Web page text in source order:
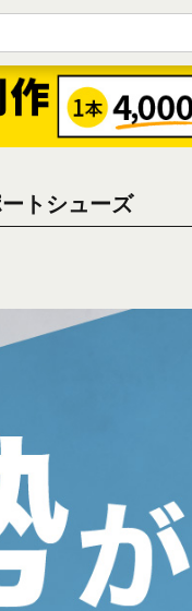
トシューズ